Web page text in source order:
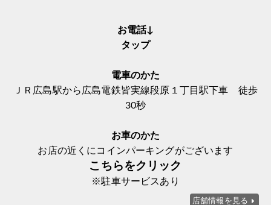
お電話↓
タップ
電車のかた
ＪＲ広島駅から広島電鉄皆実線段原１丁目駅下車 徒歩
30秒
お車のかた
お店の近くにコインパーキングがございます
こちらをクリック
※駐車サービスあり
店舗情報を見る